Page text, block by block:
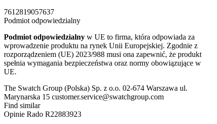
7612819057637
Podmiot odpowiedzialny
Podmiot odpowiedzialny w UE to firma, która odpowiada za
wprowadzenie produktu na rynek Unii Europejskiej. Zgodnie z
rozporządzeniem (UE) 2023/988 musi ona zapewnić, że produkt
spełnia wymagania bezpieczeństwa oraz normy obowiązujące w
UE.
The Swatch Group (Polska) Sp. z o.o. 02-674 Warszawa ul.
Marynarska 15 customer.service@swatchgroup.com
Find similar
Opinie Rado R22883923